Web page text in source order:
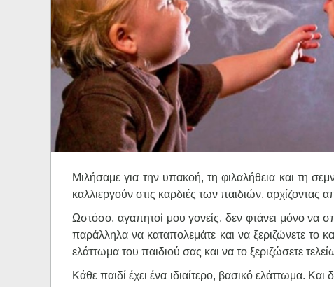
Mιλήσαμε για την υπακοή, τη φιλαλήθεια και τη
καλλιεργούν στις καρδιές των παιδιών, αρχίζοντας
Ωστόσο, αγαπητοί μου γονείς, δεν φτάνει μόνο να
παράλληλα να καταπολεμάτε και να ξεριζώνετε το
ελάττωμα του παιδιού σας και να το ξεριζώσετε
Κάθε παιδί έχει ένα ιδιαίτερο, βασικό ελάττωμα. Και